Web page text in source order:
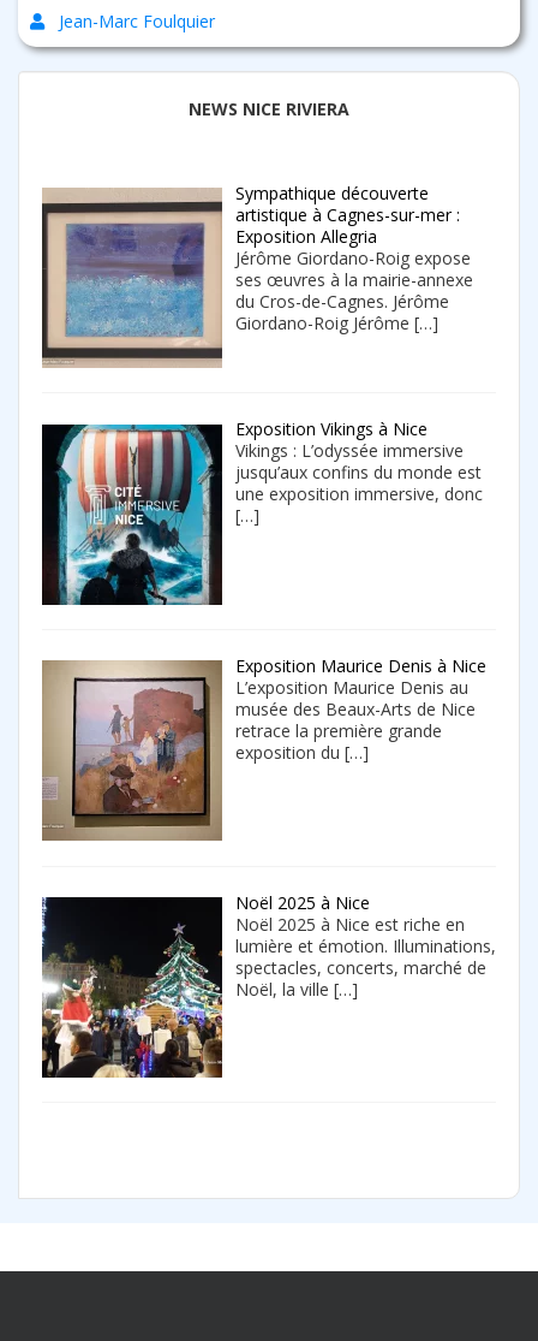
Jean-Marc Foulquier
NEWS NICE RIVIERA
Sympathique découverte
artistique à Cagnes-sur-mer :
Exposition Allegria
Jérôme Giordano-Roig expose
ses œuvres à la mairie-annexe
du Cros-de-Cagnes. Jérôme
Giordano-Roig Jérôme […]
Exposition Vikings à Nice
Vikings : L’odyssée immersive
jusqu’aux confins du monde est
une exposition immersive, donc
[…]
Exposition Maurice Denis à Nice
L’exposition Maurice Denis au
musée des Beaux-Arts de Nice
retrace la première grande
exposition du […]
Noël 2025 à Nice
Noël 2025 à Nice est riche en
lumière et émotion. Illuminations,
spectacles, concerts, marché de
Noël, la ville […]